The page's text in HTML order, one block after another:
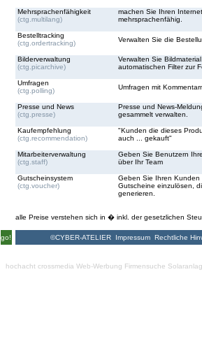
go!
Mehrsprachenfähigkeit
(ctg.multilang)
machen Sie Ihren
mehrsprachenfähig.
Bestelltracking
(ctg.ordertracking)
Verwalten Sie die
Bilderverwaltung
(ctg.picarchive)
Verwalten Sie
automatischen Filter zur
Umfragen
(ctg.polling)
Umfragen mit
Presse und News
(ctg.presse)
Presse und News-
gesammelt verwalten.
Kaufempfehlung
(ctg.recommendation)
"Kunden die dieses
auch ... gekauft"
Mitarbeiterverwaltung
(ctg.staff)
Geben Sie Benutzern
über Ihr Team
Gutscheinsystem
(ctg.voucher)
Geben Sie Ihren Kunden
Gutscheine einzulösen,
generieren.
alle Preise verstehen sich in � inkl. der gesetzlichen
©CYBER-ATELIER Impressum Rechtliche
hochacht crossmedia Web-Werbung Firmensuche